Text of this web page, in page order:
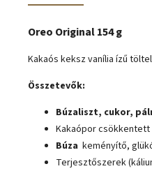
Oreo Original 154 g
Kakaós keksz vanília ízű
Összetevők:
Búzaliszt, cukor,
Kakaópor
Búza keményítő,
Terjesztőszerek